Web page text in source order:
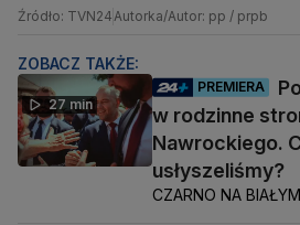
Źródło: TVN24 Autorka/Autor: pp / prpb
ZOBACZ TAKŻE:
27 min
PREMIERA
w rodzinne
Nawrockiego.
usłyszeliśmy?
CZARNO NA BIAŁYM